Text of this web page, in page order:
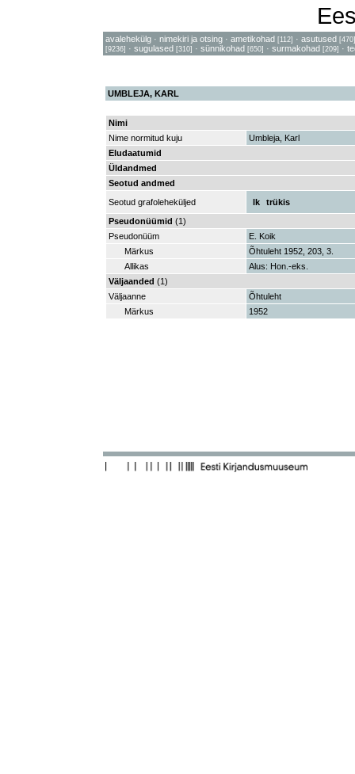
avalehekülg · nimekiri ja otsing · ametikohad [112] · asutused [470]
[9236] · sugulased [310] · sünnikohad [650] · surmakohad [209] ·
UMBLEJA, KARL
Nimi
Nime normitud kuju
Umbleja, Karl
Eludaatumid
Üldandmed
Seotud andmed
Seotud grafoleheküljed
lk
trükis
Pseudonüümid (1)
Pseudonüüm
E. Koik
Märkus
Õhtuleht 1952, 203, 3.
Allikas
Alus: Hon.-eks.
Väljaanded (1)
Väljaanne
Õhtuleht
Märkus
1952